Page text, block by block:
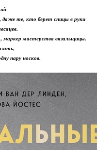
те, кто берет спицы в руки
мастерства вязальщицы.
пару носков.